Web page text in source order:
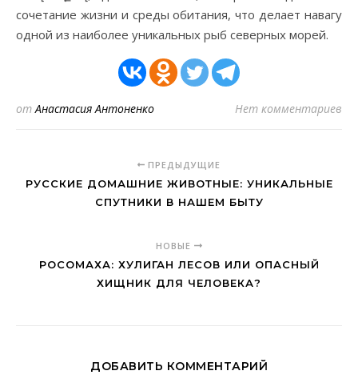
сочетание жизни и среды обитания, что делает навагу
одной из наиболее уникальных рыб северных морей.
отАнастасия Антоненко Нет комментариев
ПРЕДЫДУЩИЕ
РУССКИЕ ДОМАШНИЕ ЖИВОТНЫЕ: УНИКАЛЬНЫЕ
СПУТНИКИ В НАШЕМ БЫТУ
НОВЫЕ
РОСОМАХА: ХУЛИГАН ЛЕСОВ ИЛИ ОПАСНЫЙ
ХИЩНИК ДЛЯ ЧЕЛОВЕКА?
ДОБАВИТЬ КОММЕНТАРИЙ